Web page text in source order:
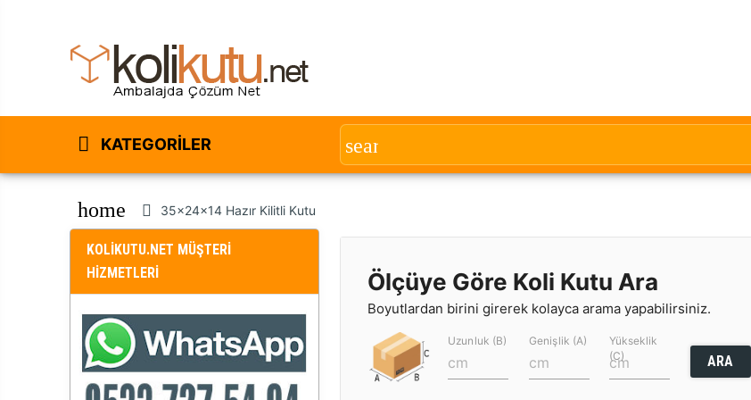
KATEGORILER
home 35x24x14 Hazır Kilitli Kutu
KOLİKUTU.NET MÜŞTERİ
HİZMETLERİ
Ölçüye Göre Koli Kutu Ara
Boyutlardan birini girerek kolayca arama yapabilirsiniz.
Uzunluk (B) Genişlik (A)
Yükseklik
(C)
ARA